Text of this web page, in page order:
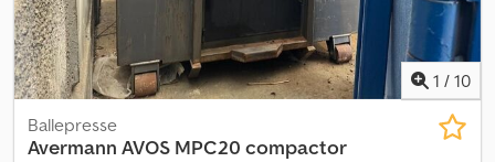
1 / 10
Ballepresse
Avermann AVOS MPC20 compactor